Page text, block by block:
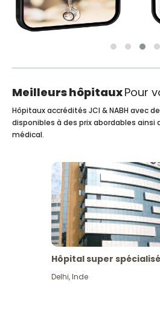
Meilleurs hôpitauxPour
Hôpitaux accrédités JCI & NABH avec
disponibles à des prix abordables ainsi
médical.
Hôpital super
Delhi,Inde